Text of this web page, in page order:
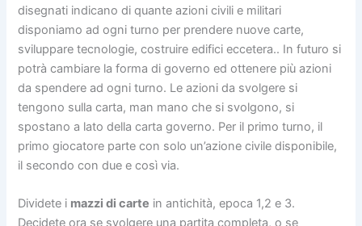
disegnati indicano di quante azioni civili e militari
disponiamo ad ogni turno per prendere nuove carte,
sviluppare tecnologie, costruire edifici eccetera.. In futuro si
potrà cambiare la forma di governo ed ottenere più azioni
da spendere ad ogni turno. Le azioni da svolgere si
tengono sulla carta, man mano che si svolgono, si
spostano a lato della carta governo. Per il primo turno, il
primo giocatore parte con solo un’azione civile disponibile,
il secondo con due e così via.
Dividete i mazzi di carte in antichità, epoca 1,2 e 3.
Decidete ora se svolgere una partita completa, o se